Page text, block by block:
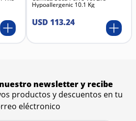
Hypoallergenic 10.1 Kg
USD 113.24
newsletter y recibe
productos y descuentos en tu
eléctronico